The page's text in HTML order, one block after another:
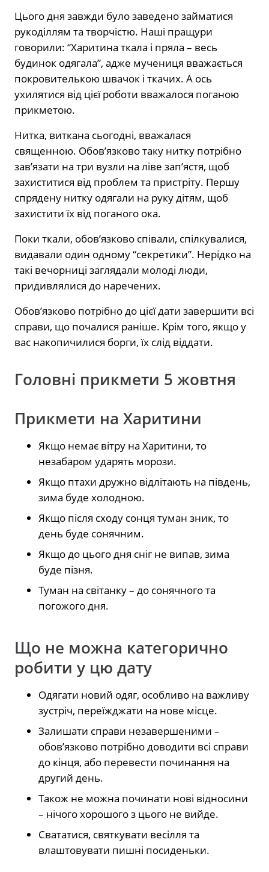
Цього дня завжди було заведено займатися
рукоділлям та творчістю. Наші пращури
говорили: “Харитина ткала і пряла – весь
будинок одягала”, адже мучениця вважається
покровителькою швачок і ткачих. А ось
ухилятися від цієї роботи вважалося поганою
прикметою.
Нитка, виткана сьогодні, вважалася
священною. Обов’язково таку нитку потрібно
зав’язати на три вузли на ліве зап’ястя, щоб
захиститися від проблем та пристріту. Першу
спрядену нитку одягали на руку дітям, щоб
захистити їх від поганого ока.
Поки ткали, обов’язково співали, спілкувалися,
видавали один одному “секретики”. Нерідко на
такі вечорниці заглядали молоді люди,
придивлялися до наречених.
Обов’язково потрібно до цієї дати завершити всі
справи, що почалися раніше. Крім того, якщо у
вас накопичилися борги, їх слід віддати.
Головні прикмети 5 жовтня
Прикмети на Харитини
Якщо немає вітру на Харитини, то
незабаром ударять морози.
Якщо птахи дружно відлітають на південь,
зима буде холодною.
Якщо після сходу сонця туман зник, то
день буде сонячним.
Якщо до цього дня сніг не випав, зима
буде пізня.
Туман на світанку – до сонячного та
погожого дня.
Що не можна категорично
робити у цю дату
Одягати новий одяг, особливо на важливу
зустріч, переїжджати на нове місце.
Залишати справи незавершеними –
обов’язково потрібно доводити всі справи
до кінця, або перевести починання на
другий день.
Також не можна починати нові відносини
– нічого хорошого з цього не вийде.
Свататися, святкувати весілля та
влаштовувати пишні посиденьки.